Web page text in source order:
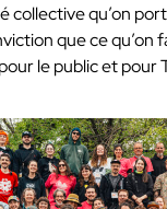
collective qu’on
que ce qu’on
le public et pour